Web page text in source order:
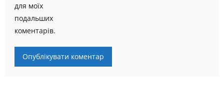
для моїх
подальших
коментарів.